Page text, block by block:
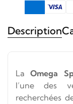
Description
LaOmega
l’une des
recherchées